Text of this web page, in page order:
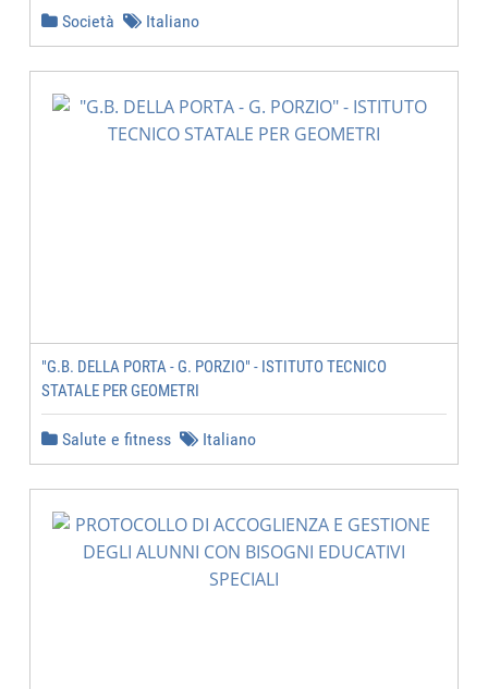
Società Italiano
"G.B. DELLA PORTA - G. PORZIO" - ISTITUTO TECNICO
STATALE PER GEOMETRI
Salute e fitness Italiano